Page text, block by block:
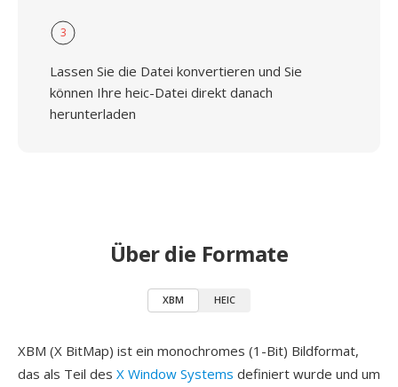
3
Lassen Sie die Datei konvertieren und Sie
können Ihre heic-Datei direkt danach
herunterladen
Über die Formate
XBM HEIC
XBM (X BitMap) ist ein monochromes (1-Bit) Bildformat,
das als Teil des X Window Systems definiert wurde und um